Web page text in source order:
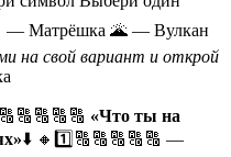
— Матрёшка 🌋 — Вулкан
на свой вариант и открой
«Что ты на
⬇️ 🔸1️⃣🔠🔠🔠🔠🔠 —